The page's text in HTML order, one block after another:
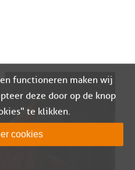
functioneren maken wij
deze door op de knop
te klikken.
cookies